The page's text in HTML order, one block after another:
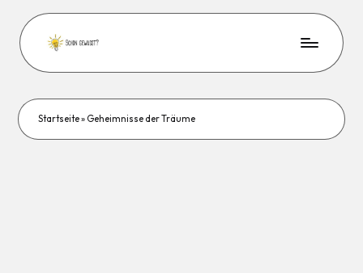
Startseite» Geheimnisse der Träume